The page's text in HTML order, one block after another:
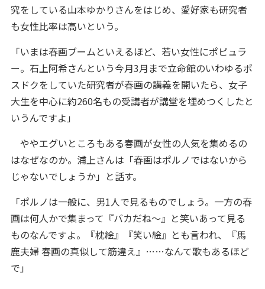
究をしている山本ゆかりさんをはじめ、愛好家も研究者
も女性比率は高いという。
「いまは春画ブームといえるほど、若い女性にポピュラ
ー。石上阿希さんという今月3月まで立命館のいわゆるポ
スドクをしていた研究者が春画の講義を開いたら、女子
大生を中心に約260名もの受講者が講堂を埋めつくしたと
いうんですよ」
ややエグいところもある春画が女性の人気を集めるの
はなぜなのか。浦上さんは「春画はポルノではないから
じゃないでしょうか」と話す。
「ポルノは一般に、男1人で見るものでしょう。一方の春
画は何人かで集まって『バカだね～』と笑いあって見る
ものなんですよ。『枕絵』『笑い絵』とも言われ、『馬
鹿夫婦 春画の真似して筋違え』……なんて歌もあるほど
で」